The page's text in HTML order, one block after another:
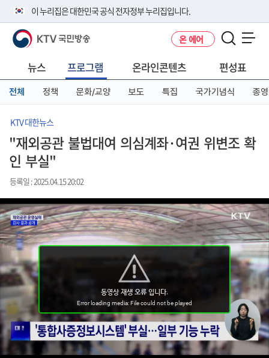
이 누리집은 대한민국 공식 전자정부 누리집입니다.
공식 누리집 주소 확인하기
니다.
이밖에 or.kr 또는 .kr등 다른 도메인 주소를 사용하고 있다면 아래 URL에
서 도메인 주소를 확인해 보세요
KTV 국민방송 온 에어
뉴스 프로그램 온라인콘텐츠 편성표
전체 정책 문화/교양 보도 특집 국가기념식 종영
KTV 대한뉴스
"재외공관 불법대여 의심계좌·여권 위변조 확
인 부실"
등록일 : 2025.04.15 20:02